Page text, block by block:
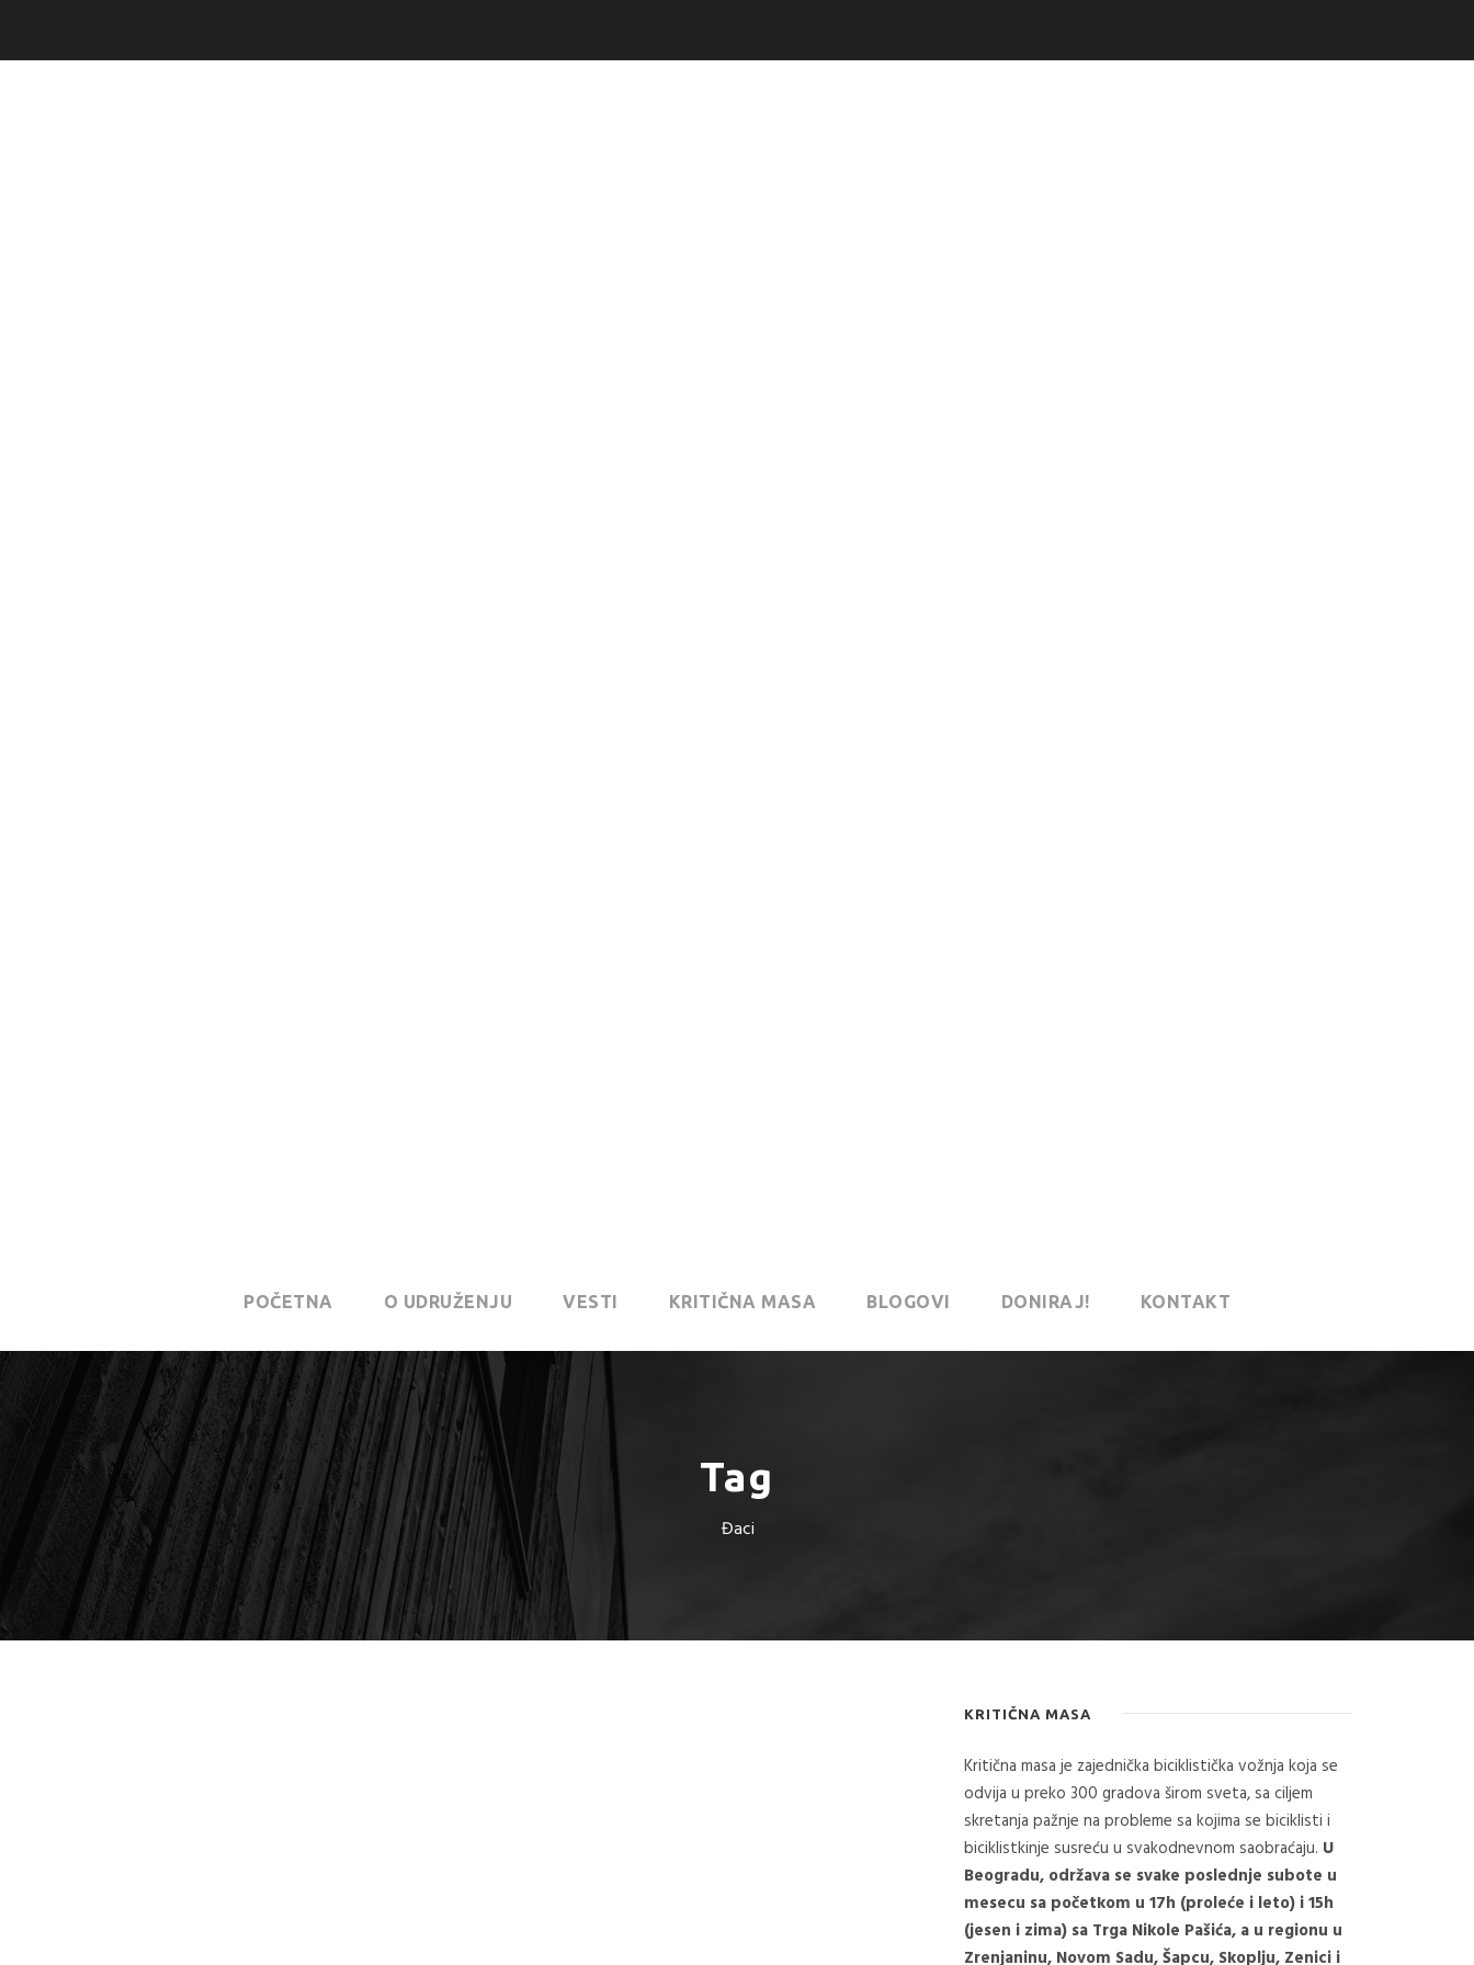
POČETNA O UDRUŽENJU VESTI KRITIČNA MASA BLOGOVI DONIRAJ! KONTAKT
Tag
Đaci
KRITIČNA MASA
Kritična masa je zajednička biciklistička vožnja koja se
odvija u preko 300 gradova širom sveta, sa ciljem
skretanja pažnje na probleme sa kojima se biciklisti i
biciklistkinje susreću u svakodnevnom saobraćaju. U
Beogradu, održava se svake poslednje subote u
mesecu sa početkom u 17h (proleće i leto) i 15h
(jesen i zima) sa Trga Nikole Pašića, a u regionu u
Zrenjaninu, Novom Sadu, Šapcu, Skoplju, Zenici i